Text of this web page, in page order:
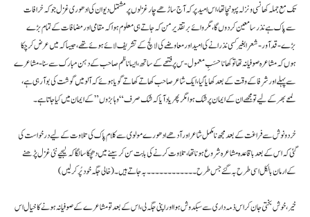
تک مع جملہ کھانسی و نزلہ پہونچا تھا ، اس امید پر کہ آج ساڑھے چار غزلوں پر مشتمل دیوان کی ادھوری غزل جو کہ خرافات
سے پاک ہے نذر سامعین کر دوں گا ، مگر وائے بر تقدیر من کہ جاتے ہی معلوم ہوا کہ مقامی اور مضافات کے تمام بڑے
بڑے -قد آور- شعرا بغیر کسی نذرانے کی امید اور معاوضے کی لالچ کے تشریف لائے ہوئے تھے ، جیسا کہ میں عرض کر چکا
ہوں کہ مشاعرہ صوفیانہ تھا تو کھانا حسَبِ معمول -س پر فتحے کے ساتھ ، ایسا ناظم صاحب کے دہن مبارک سے سنا- مشاعرے
سے پہلے اور شرفا کے وقت کے بعد کھایا گیا ، ایک شاعر صاحب کھاتے کھاتے گویا ہوئے کہ آلو میں گوشت کی بو آ رہی ہے ،
لمحے بھر کے لیے تو مجھے ان کے ایمان پر شک ہوا مگر پھر یاد آیا کہ شک صرف “وہابڑوں” کے ایمان میں کیا جاتا ہے ۔
خرد و نوش سے فراغت کے بعد مجھ نا مکمل شاعر اور آدھے ادھورے مولوی سے کلام پاک کی تلاوت کے لیے درخواست کی
گئی کہ اس کے بعد باقاعدہ مشاعرہ شروع ہونا تھا ، تلاوت کرنے کی بابت سن کر سینے میں دھچکا سا لگا کہ لیجیے نئی غزل پڑھنے
کے ارمان بالکل اسی طرح بہ گئے جس طرح ۔۔۔۔۔۔۔۔۔۔۔۔ بہ جاتے ہیں ۔ (خالی جگہ خود پُر کر لیں)
خیر ، خوش بختی جان کر اس ذمہ داری سے سبکدوش ہوا اور اپنی جگہ لی ، اس کے بعد تو مشاعرے کے صوفیانہ ہونے کا خیال اس